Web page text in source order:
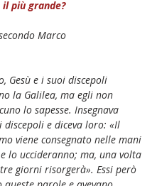
più grande?
Marco
Gesù e i suoi discepoli
la Galilea, ma egli non
lo sapesse. Insegnava
e diceva loro: «Il
viene consegnato nelle mani
lo uccideranno; ma, una volta
giorni risorgerà». Essi però